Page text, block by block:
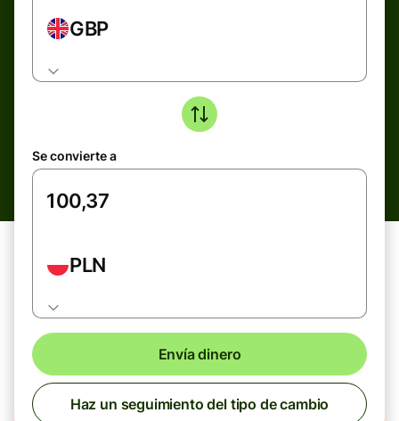
GBP
Se convierte a
PLN
Envía dinero
Haz un seguimiento del tipo de cambio